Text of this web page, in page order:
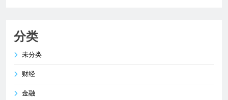
分类
未分类
财经
金融